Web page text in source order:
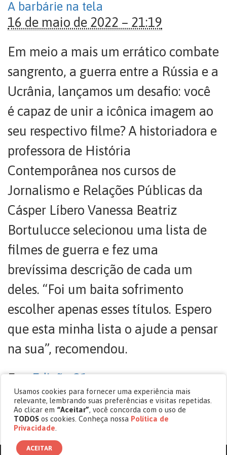
A barbárie na tela
16 de maio de 2022 – 21:19
Em meio a mais um errático combate
sangrento, a guerra entre a Rússia e a
Ucrânia, lançamos um desafio: você
é capaz de unir a icônica imagem ao
seu respectivo filme? A historiadora e
professora de História
Contemporânea nos cursos de
Jornalismo e Relações Públicas da
Cásper Líbero Vanessa Beatriz
Bortulucce selecionou uma lista de
filmes de guerra e fez uma
brevíssima descrição de cada um
deles. “Foi um baita sofrimento
escolher apenas esses títulos. Espero
que esta minha lista o ajude a pensar
na sua”, recomendou.
Em:Edição 31
Tags:audiovisual,cinema,cultura,
guerra,historia contemporanea
Sem comentários
Usamos cookies para fornecer uma experiência mais
relevante, lembrando suas preferências e visitas repetidas.
Ao clicar em “Aceitar”, você concorda com o uso de
TODOS os cookies. Conheça nossa Política de
Privacidade
ACEITAR